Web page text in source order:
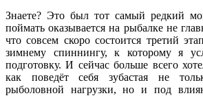
Знаете? Это был тот самый редкий
поймать оказывается на рыбалке не
что совсем скоро состоится третий
зимнему спиннингу, к которому я
подготовку. И сейчас больше всего
как поведёт себя зубастая не
рыболовной нагрузки, но и под